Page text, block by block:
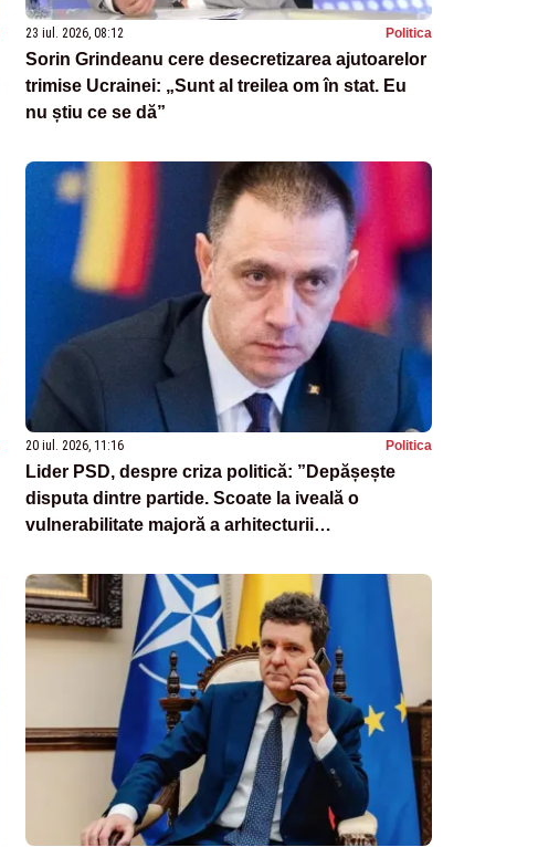
23 iul. 2026, 08:12 Politica
Sorin Grindeanu cere desecretizarea ajutoarelor
trimise Ucrainei: „Sunt al treilea om în stat. Eu
nu știu ce se dă”
20 iul. 2026, 11:16 Politica
Lider PSD, despre criza politică: ”Depășește
disputa dintre partide. Scoate la iveală o
vulnerabilitate majoră a arhitecturii